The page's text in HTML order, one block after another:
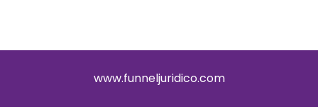
www.funneljuridico.com